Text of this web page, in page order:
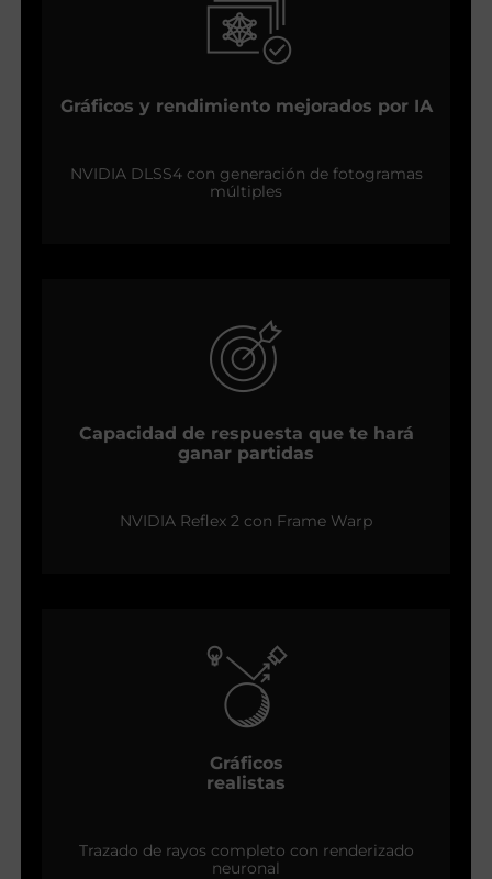
Gráficos y rendimiento mejorados por IA
NVIDIA DLSS4 con generación de fotogramas
múltiples
Capacidad de respuesta que te hará
ganar partidas
NVIDIA Reflex 2 con Frame Warp
Gráficos
realistas
Trazado de rayos completo con renderizado
neuronal